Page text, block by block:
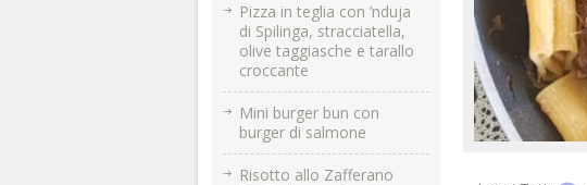
Pizza in teglia con ’nduja
di Spilinga, stracciatella,
olive taggiasche e tarallo
croccante
Mini burger bun con
burger di salmone
Risotto allo Zafferano